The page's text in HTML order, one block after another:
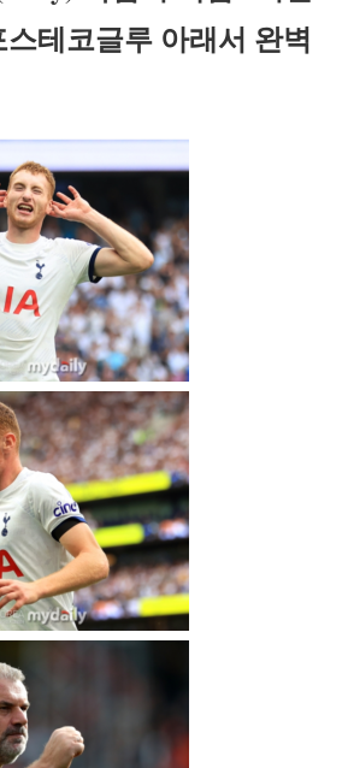
테코글루 아래서 완벽